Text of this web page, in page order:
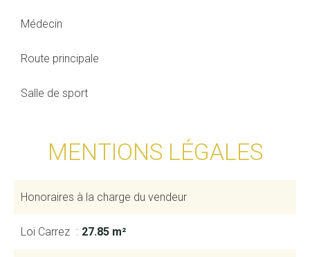
Médecin
Route principale
Salle de sport
MENTIONS LÉGALES
Honoraires à la charge du vendeur
Loi Carrez 27.85 m²